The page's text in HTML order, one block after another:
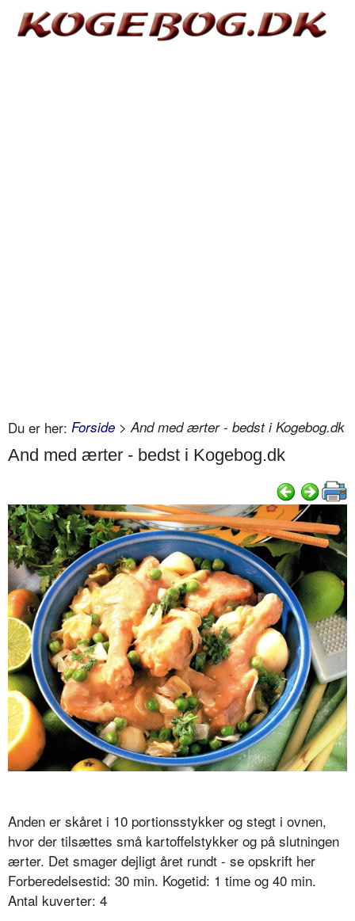
Du er her: Forside > And med ærter - bedst i Kogebog.dk
And med ærter - bedst i Kogebog.dk
Anden er skåret i 10 portionsstykker og stegt i ovnen,
hvor der tilsættes små kartoffelstykker og på slutningen
ærter. Det smager dejligt året rundt - se opskrift her
Forberedelsestid: 30 min. Kogetid: 1 time og 40 min.
Antal kuverter: 4